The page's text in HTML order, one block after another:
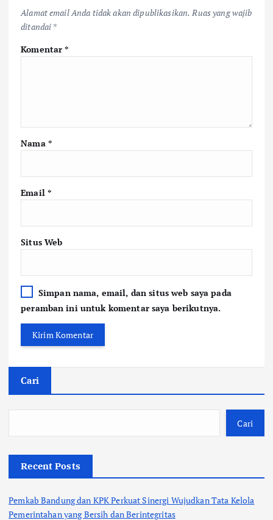
Alamat email Anda tidak akan dipublikasikan. Ruas yang wajib
ditandai *
Komentar*
Nama *
Email *
Situs Web
Simpan nama, email, dan situs web saya pada
peramban ini untuk komentar saya berikutnya.
Cari
Cari
Recent Posts
Pemkab Bandung dan KPK Perkuat Sinergi Wujudkan Tata Kelola
Pemerintahan yang Bersih dan Berintegritas